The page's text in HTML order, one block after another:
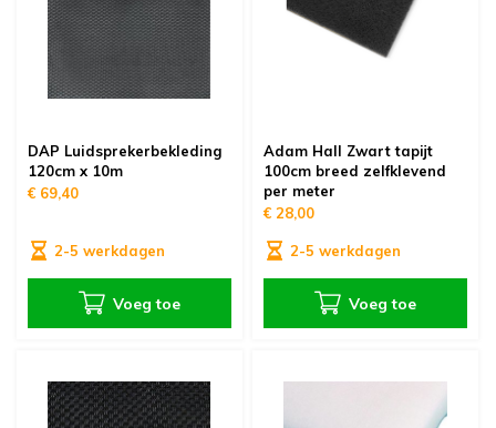
DAP Luidsprekerbekleding
120cm x 10m
€ 69,40
2-5 werkdagen
Voeg toe
Adam Hall Zwart tapijt
100cm breed zelfklevend
per meter
€ 28,00
2-5 werkdagen
Voeg toe